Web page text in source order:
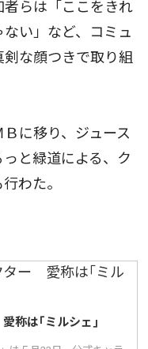
らは「ここをきれ
い」など、コミュ
な顔つきで取り組
に移り、ジュース
と緑道による、ク
わた。
称は｢ミルシェ｣